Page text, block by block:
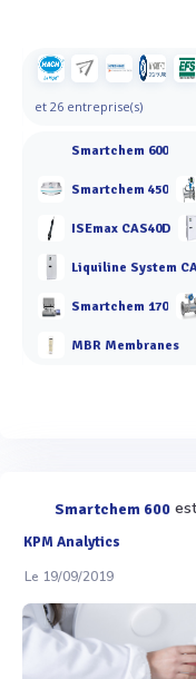
et 26 entreprise(s)
Smartchem 600
Smartchem 450
ISEmax CAS40D
Liquiline System
Smartchem 170
MBR Membranes
Smartchem 600
KPM Analytics
Le 19/09/2019